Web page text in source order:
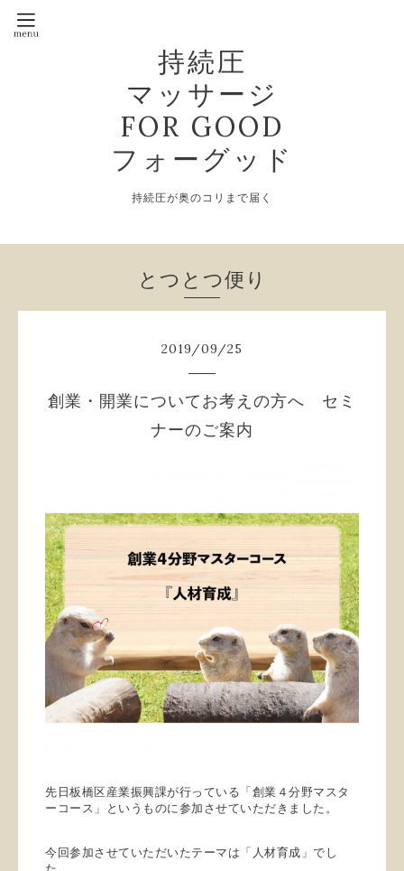
持続圧
マッサージ
FOR GOOD
フォーグッド
持続圧が奥のコリまで届く
とつとつ便り
2019/09/25
創業・開業についてお考えの方へ セミ
ナーのご案内
先日板橋区産業振興課が行っている「創業４分野マスタ
ーコース」というものに参加させていただきました。
今回参加させていただいたテーマは「人材育成」でし